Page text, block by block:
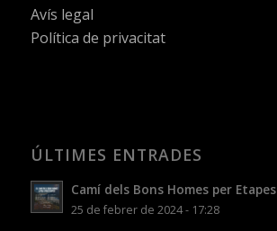
Avís legal
Política de privacitat
ÚLTIMES ENTRADES
Camí dels Bons Homes per Etapes
25 de febrer de 2024 - 17:28